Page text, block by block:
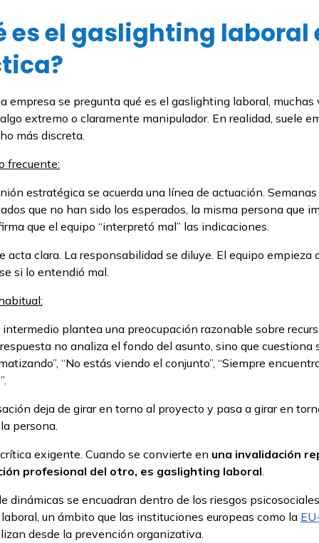
es el gaslighting laboral
empresa se pregunta qué es el gaslighting laboral, muchas
extremo o claramente manipulador. En realidad, suele
más discreta.
frecuente:
estratégica se acuerda una línea de actuación. Semanas
que no han sido los esperados, la misma persona que
que el equipo “interpretó mal” las indicaciones.
acta clara. La responsabilidad se diluye. El equipo empieza
si lo entendió mal.
plantea una preocupación razonable sobre
no analiza el fondo del asunto, sino que cuestiona
“No estás viendo el conjunto”, “Siempre
deja de girar en torno al proyecto y pasa a girar en
persona.
exigente. Cuando se convierte en una invalidación
profesional del otro, es gaslighting laboral.
dinámicas se encuadran dentro de los riesgos
un ámbito que las instituciones europeas como la
desde la prevención organizativa.